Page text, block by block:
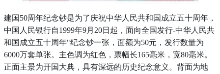
建国 50周年纪念钞是为了庆祝中华人民共和国成立五十周年，
中国人民银行自1999年9月20日起，面向全国发行-中华人民共
和国成立五十周年"纪念钞一张，面额为50元，发行数量为
6000万套单张。主色调为红色，票幅长165毫米，宽80毫米。
正面主景为开国大典，具有深远的历史纪念意义。背面为地